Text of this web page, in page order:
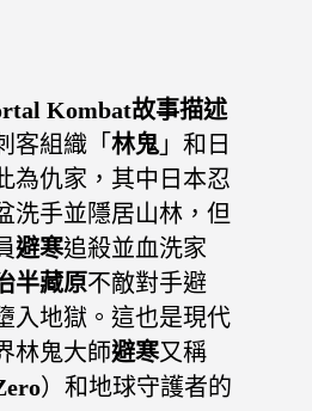
Kombat故事描述
客組織「 林鬼」和日
為仇家，其中日本忍
洗手並隱居山林，但
避寒追殺並血洗家
半藏原不敵對手避
入地獄。這也是現代
林鬼大師避寒又稱
）和地球守護者的